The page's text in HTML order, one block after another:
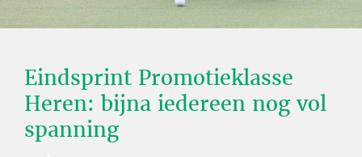
Eindsprint Promotieklasse
Heren: bijna iedereen nog vol
spanning